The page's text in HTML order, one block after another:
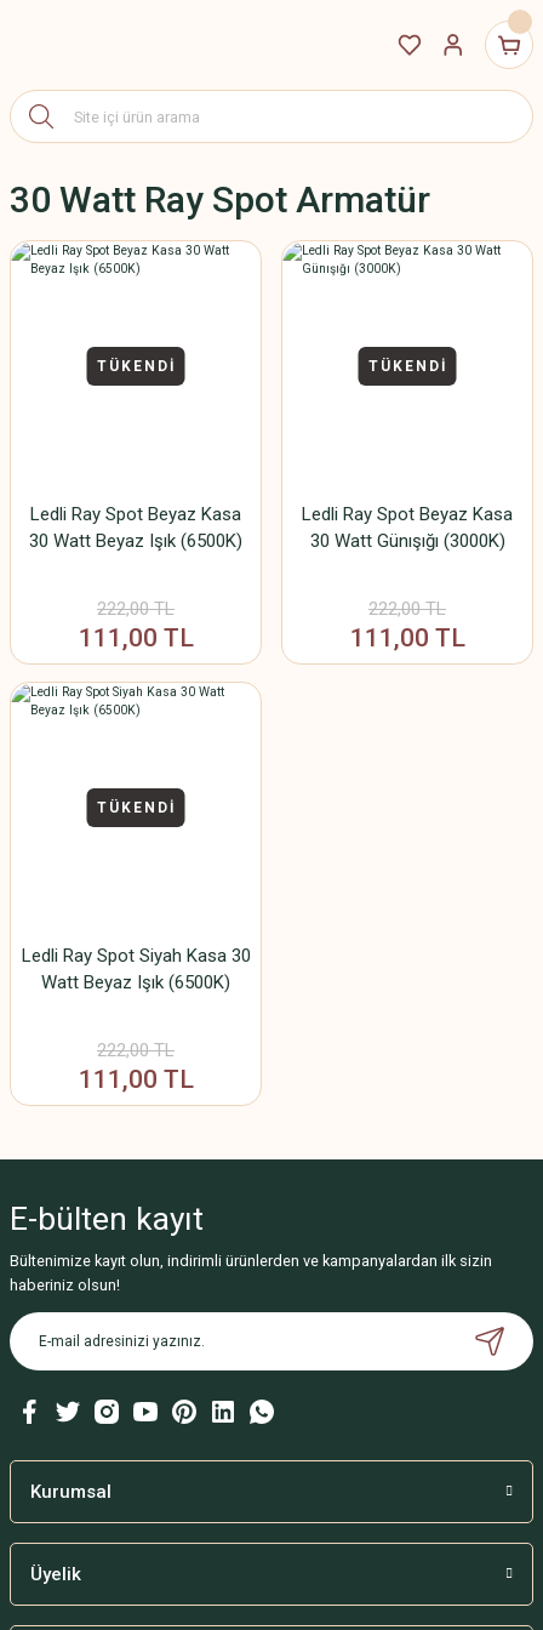
30 Watt Ray Spot Armatür
TÜKENDİ
Ledli Ray Spot Beyaz Kasa
30 Watt Beyaz Işık (6500K)
222,00 TL
111,00 TL
TÜKENDİ
Ledli Ray Spot Beyaz Kasa
30 Watt Günışığı (3000K)
222,00 TL
111,00 TL
TÜKENDİ
Ledli Ray Spot Siyah Kasa 30
Watt Beyaz Işık (6500K)
222,00 TL
111,00 TL
E-bülten kayıt
Bültenimize kayıt olun, indirimli ürünlerden ve kampanyalardan ilk sizin
haberiniz olsun!
Kurumsal
Üyelik